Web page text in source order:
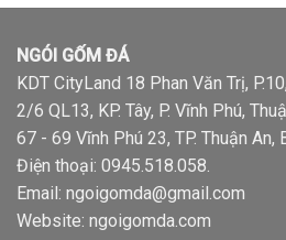
NGÓI GỐM ĐÁ
KDT CityLand 18 Phan Văn Trị,
2/6 QL13, KP. Tây, P. Vĩnh Phú,
67 - 69 Vĩnh Phú 23, TP. Thuận An,
Điện thoại: 0945.518.058.
Email: ngoigomda@gmail.com
Website: ngoigomda.com